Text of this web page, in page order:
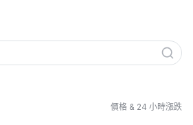
價格 & 24 小時漲跌